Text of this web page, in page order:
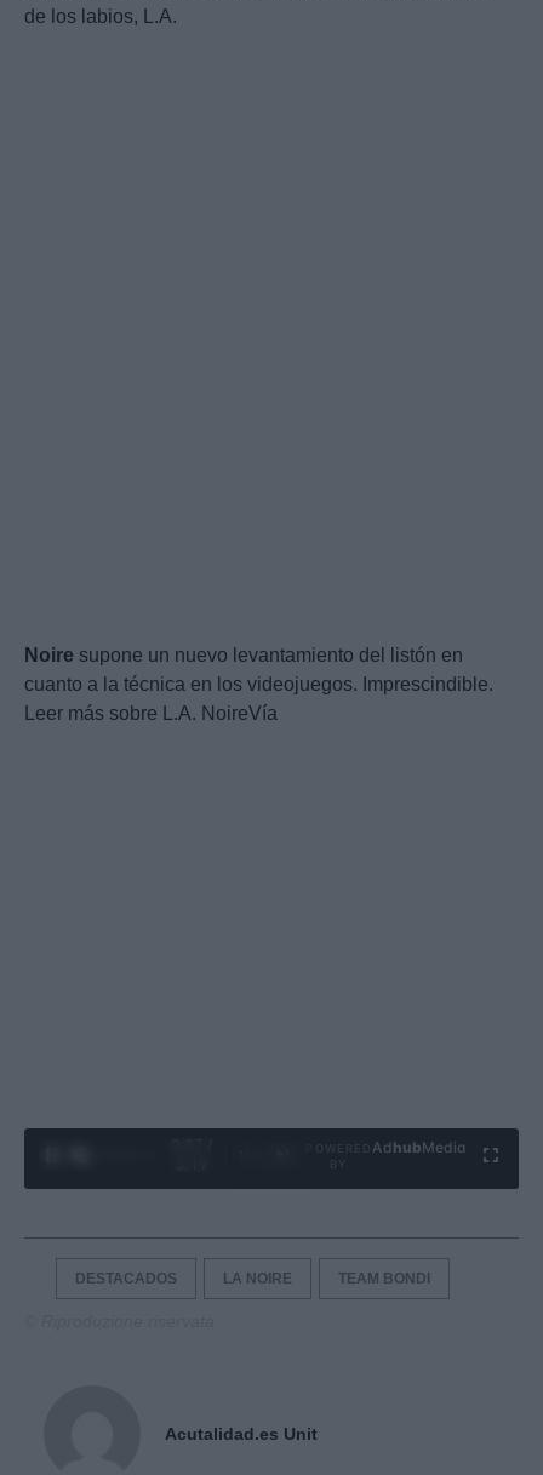
de los labios, L.A.
Noire supone un nuevo levantamiento del listón en
cuanto a la técnica en los videojuegos. Imprescindible.
Leer más sobre L.A. NoireVía
Ad hubMedia
DESTACADOS LA NOIRE TEAM BONDI
Acutalidad.es Unit